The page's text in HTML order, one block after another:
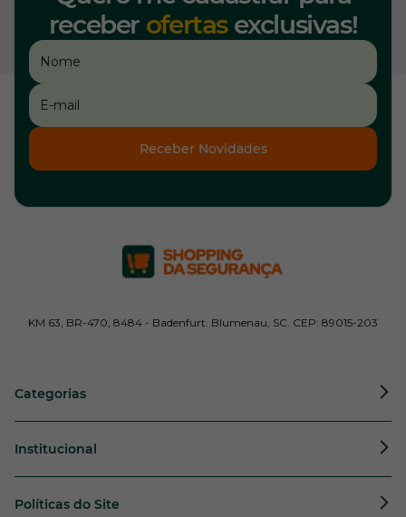
receber ofertasexclusivas!
Receber Novidades
KM 63, BR-470, 8484 - Badenfurt. Blumenau, SC. CEP: 89015-203
Categorias
Institucional
Políticas do Site